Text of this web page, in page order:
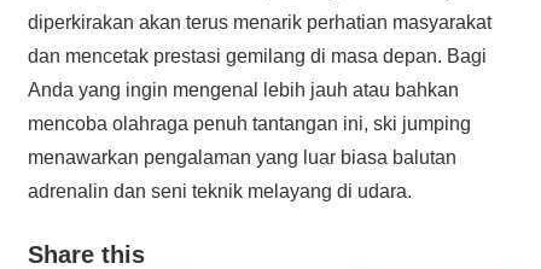
diperkirakan akan terus menarik perhatian masyarakat
dan mencetak prestasi gemilang di masa depan. Bagi
Anda yang ingin mengenal lebih jauh atau bahkan
mencoba olahraga penuh tantangan ini, ski jumping
menawarkan pengalaman yang luar biasa balutan
adrenalin dan seni teknik melayang di udara.
Share this